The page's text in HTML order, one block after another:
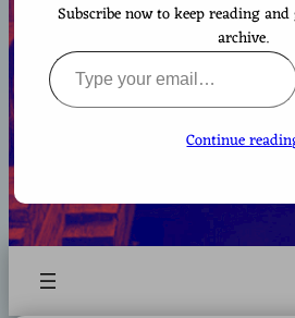
सार्थक
A space to gaze at the
Subscribe now to keep reading
archive.
Type your email…
Continue